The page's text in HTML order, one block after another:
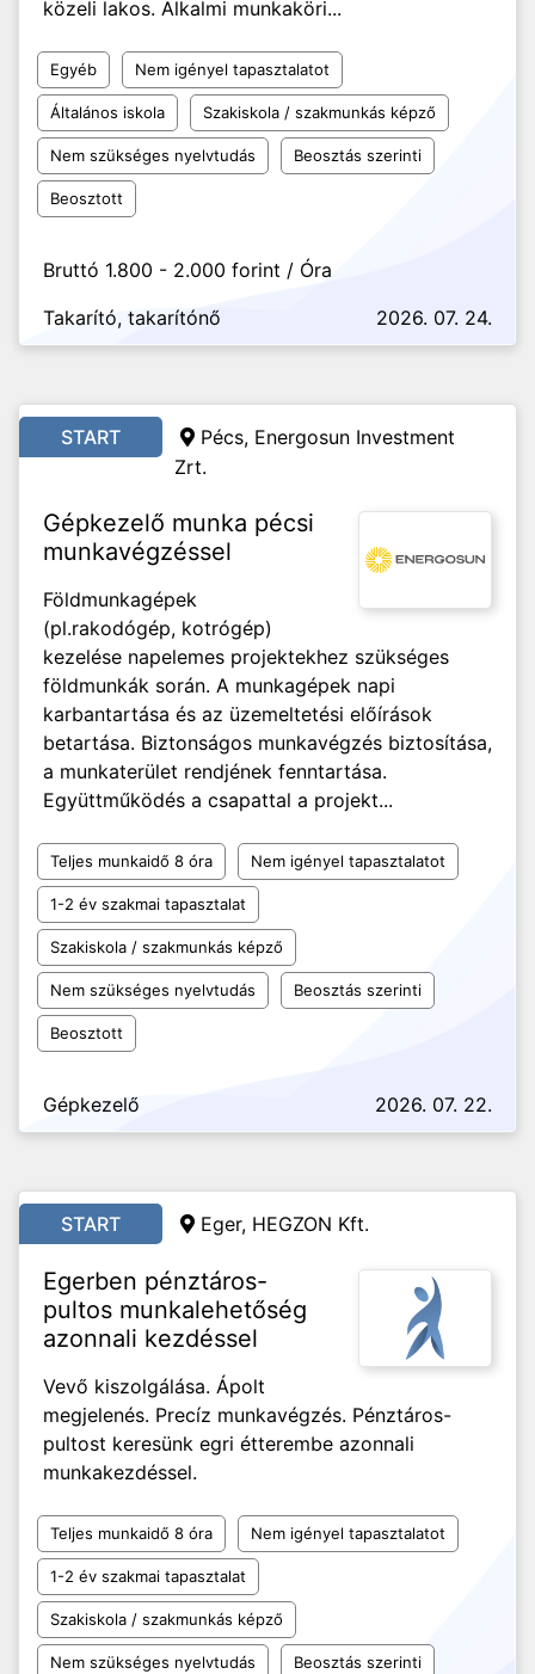
közeli lakos. Alkalmi munkaköri...
Egyéb Nem igényel tapasztalatot
Általános iskola Szakiskola / szakmunkás képző
Nem szükséges nyelvtudás Beosztás szerinti
Beosztott
Bruttó 1.800 - 2.000 forint / Óra
Takarító, takarítónő
2026. 07. 24.
START
Pécs, Energosun Investment
Zrt.
Gépkezelő munka pécsi
munkavégzéssel
Földmunkagépek
(pl.rakodógép, kotrógép)
kezelése napelemes projektekhez szükséges
földmunkák során. A munkagépek napi
karbantartása és az üzemeltetési előírások
betartása. Biztonságos munkavégzés biztosítása,
a munkaterület rendjének fenntartása.
Együttműködés a csapattal a projekt...
Teljes munkaidő 8 óra Nem igényel tapasztalatot
1-2 év szakmai tapasztalat
Szakiskola / szakmunkás képző
Nem szükséges nyelvtudás Beosztás szerinti
Beosztott
Gépkezelő 2026. 07. 22.
START Eger, HEGZON Kft.
Egerben pénztáros-
pultos munkalehetőség
azonnali kezdéssel
Vevő kiszolgálása. Ápolt
megjelenés. Precíz munkavégzés. Pénztáros-
pultost keresünk egri étterembe azonnali
munkakezdéssel.
Teljes munkaidő 8 óra Nem igényel tapasztalatot
1-2 év szakmai tapasztalat
Szakiskola / szakmunkás képző
Nem szükséges nyelvtudás Beosztás szerinti